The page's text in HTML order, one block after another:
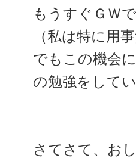
もうすぐＧＷ
（私は特に用
でもこの機会
の勉強をして
さてさて、お